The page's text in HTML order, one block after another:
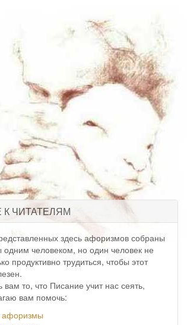
ЧИТАТЕЛЯМ
здесь афоризмов собраны
одним человеком, но один человек не
продуктивно трудиться, чтобы этот
то, что Писание учит нас сеять,
вам помочь:
афоризмы